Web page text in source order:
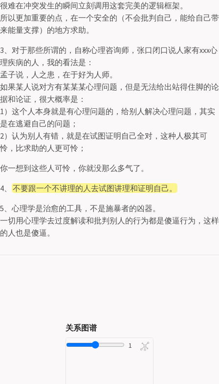
很难在冲突发生的瞬间立刻调用这套完美的逻辑框架。
所以更加重要的点，在一个安全的（不会批判自己，能给自己带
来能量支撑）的地方求助。
3、对于那些所谓的，自称心理咨询师，张口闭口说人家有xxx心
理疾病的人，我的看法是：
孟子说，人之患，在于好为人师。
如果某人说对方有某某某心理问题，但是无法给出站得住脚的论
据和论证，很大概率是：
1）这个人本身就是有心理问题的，给别人解决心理问题，其实
是在逃避自己的问题；
2）认为别人有错，就是在试图证明自己全对，这种人极其可
怜，比求助的人更可怜；
你一想到这些人可怜，你就没那么多气了。
4、 不要跟一个不讲理的人去试图讲理和证明自己。
5、心理学是治愈的工具，不是施暴者的凶器。
一切用心理学去过度解读和批判别人的行为都是傻逼行为，这样
的人也是傻逼。
关系图谱
1